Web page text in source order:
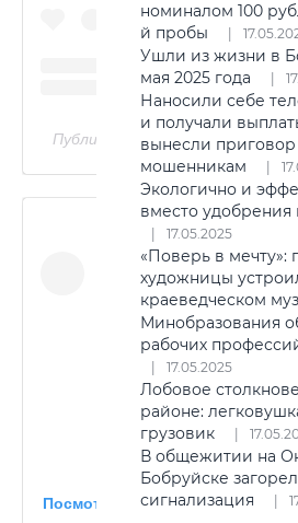
Публикация от Tanya 🤟🏻
Посмотреть эту публикацию в
номиналом 100
й пробы
Ушли из жизни в
мая 2025 года
Наносили себе
и получали
вынесли
мошенникам
Экологично и
вместо удобрения
17.05.2025
«Поверь в мечту»:
художницы
краеведческом
Минобразования
рабочих
17.05.2025
Лобовое
районе:
грузовик
В общежитии на
Бобруйске
сигнализация